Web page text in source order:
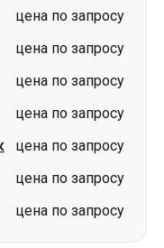
цена по запросу
цена по запросу
цена по запросу
цена по запросу
цена по запросу
цена по запросу
цена по запросу